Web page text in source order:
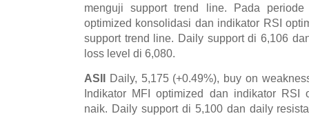
menguji support trend line. Pada
optimized konsolidasi dan indikator RSI
support trend line. Daily support di 6,106
loss level di 6,080.
ASII Daily, 5,175 (+0.49%), buy on
Indikator MFI optimized dan indikator RSI
naik. Daily support di 5,100 dan daily